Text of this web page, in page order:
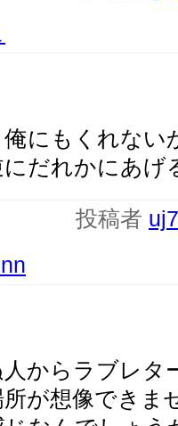
にもくれない
にだれかにあ
投稿者
人からラブレ
所が想像できま